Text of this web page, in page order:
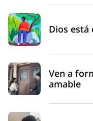
Dios está
Ven a
amable